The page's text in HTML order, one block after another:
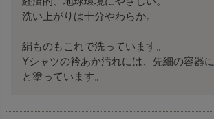
洗い上がりは十分やわらか。
絹ものもこれで洗っています。
Yシャツの衿あか汚れには、先細の容器
と塗っています。